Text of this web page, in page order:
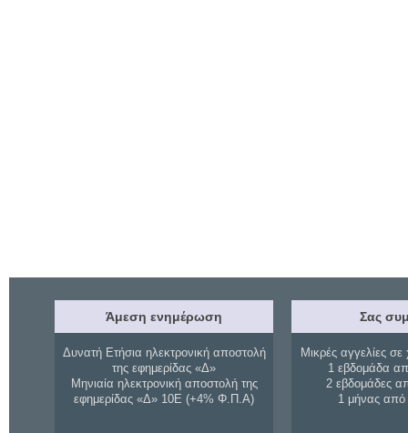
Άμεση ενημέρωση
Δυνατή Ετήσια ηλεκτρονική αποστολή
της εφημερίδας «Δ»
Μηνιαία ηλεκτρονική αποστολή της
εφημερίδας «Δ» 10Ε (+4% Φ.Π.Α)
Σας
Μικρές αγγελίες σε
1 εβδομάδα
2 εβδομάδες
1 μήνας